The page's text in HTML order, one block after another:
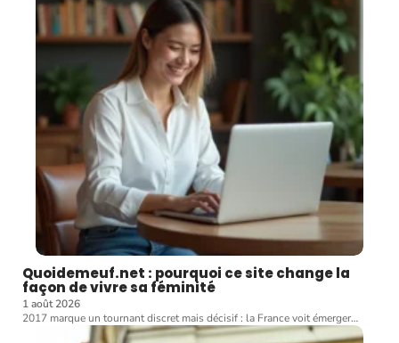
Quoidemeuf.net : pourquoi ce site change la
façon de vivre sa féminité
1 août 2026
2017 marque un tournant discret mais décisif : la France voit émerger…